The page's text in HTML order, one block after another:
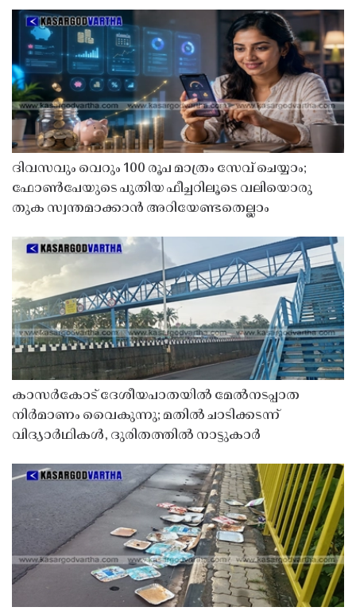
ദിവസവും വെറും 100 രൂപ മാത്രം സേവ് ചെയ്യാം;
ഫോൺപേയുടെ പുതിയ ഫീച്ചറിലൂടെ വലിയൊരു
തുക സ്വന്തമാക്കാൻ അറിയേണ്ടതെല്ലാം
കാസർകോട് ദേശീയപാതയിൽ മേൽനടപ്പാത
നിർമാണം വൈകുന്നു; മതിൽ ചാടിക്കടന്ന്
വിദ്യാർഥികൾ, ദുരിതത്തിൽ നാട്ടുകാർ